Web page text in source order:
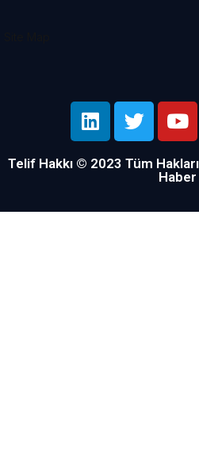
Telif Hakkı © 2023 Tüm
Haber